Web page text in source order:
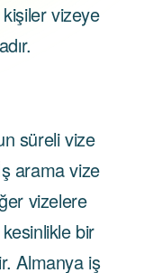
vizeye
süreli vize
arama vize
vizelere
bir
Almanya iş